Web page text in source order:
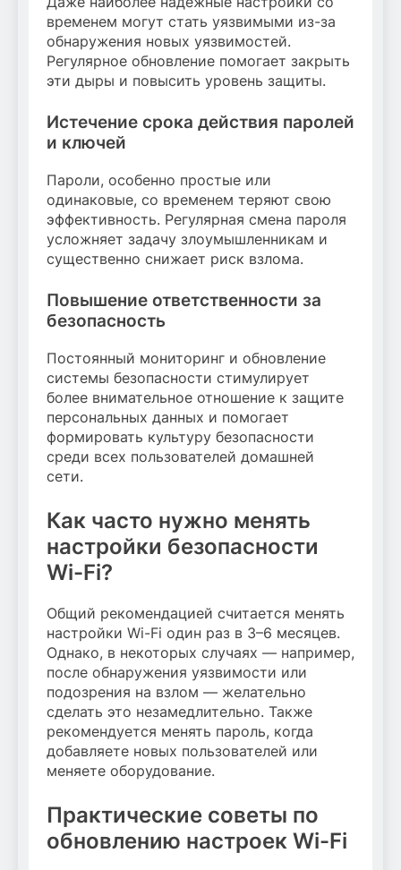
временем могут стать уязвимыми из-за
обнаружения новых уязвимостей.
Регулярное обновление помогает закрыть
эти дыры и повысить уровень защиты.
Истечение срока действия паролей
и ключей
Пароли, особенно простые или
одинаковые, со временем теряют свою
эффективность. Регулярная смена пароля
усложняет задачу злоумышленникам и
существенно снижает риск взлома.
Повышение ответственности за
безопасность
Постоянный мониторинг и обновление
системы безопасности стимулирует
более внимательное отношение к защите
персональных данных и помогает
формировать культуру безопасности
среди всех пользователей домашней
сети.
Как часто нужно менять
настройки безопасности
Wi-Fi?
Общий рекомендацией считается менять
настройки Wi-Fi один раз в 3–6 месяцев.
Однако, в некоторых случаях — например,
после обнаружения уязвимости или
подозрения на взлом — желательно
сделать это незамедлительно. Также
рекомендуется менять пароль, когда
добавляете новых пользователей или
меняете оборудование.
Практические советы по
обновлению настроек Wi-Fi